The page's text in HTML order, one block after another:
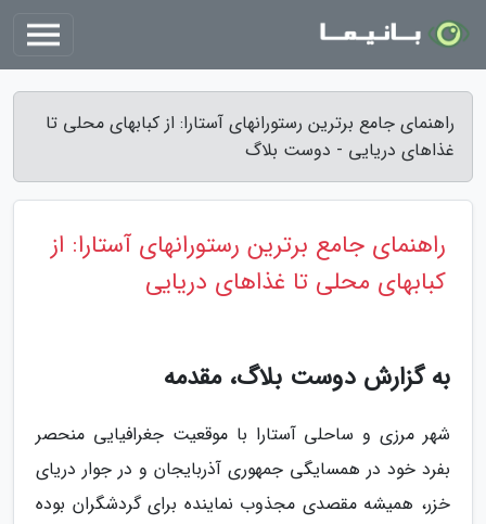
راهنمای جامع برترین رستورانهای آستارا: از کبابهای محلی تا
غذاهای دریایی - دوست بلاگ
راهنمای جامع برترین رستورانهای آستارا: از
کبابهای محلی تا غذاهای دریایی
به گزارش دوست بلاگ، مقدمه
شهر مرزی و ساحلی آستارا با موقعیت جغرافیایی منحصر
بفرد خود در همسایگی جمهوری آذربایجان و در جوار دریای
خزر، همیشه مقصدی مجذوب نماینده برای گردشگران بوده